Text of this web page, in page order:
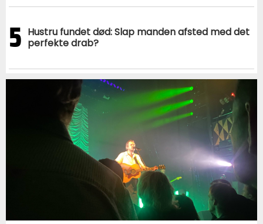
5 Hustru fundet død: Slap manden afsted med det
perfekte drab?